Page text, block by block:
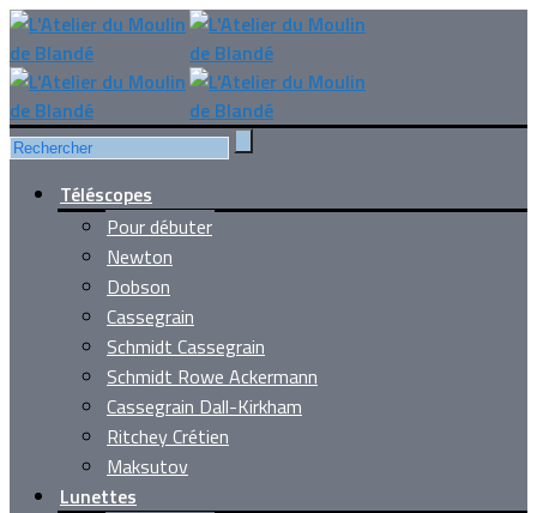
Téléscopes
Pour débuter
Newton
Dobson
Cassegrain
Schmidt Cassegrain
Schmidt Rowe Ackermann
Cassegrain Dall-Kirkham
Ritchey Crétien
Maksutov
Lunettes